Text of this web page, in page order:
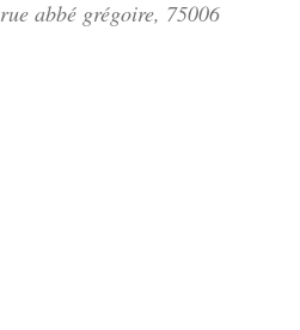
rue abbé grégoire, 75006